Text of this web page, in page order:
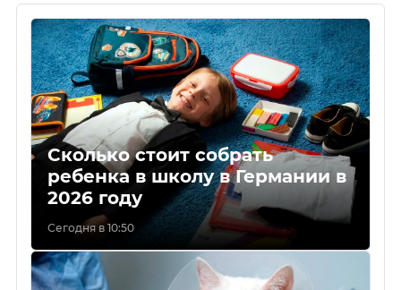
Сколько стоит собрать
ребенка в школу в Германии в
2026 году
Сегодня в 10:50